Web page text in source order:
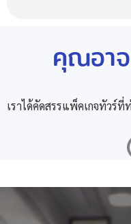
คุณอา
เราได้คัดสรรแพ็คเกจทัวร์